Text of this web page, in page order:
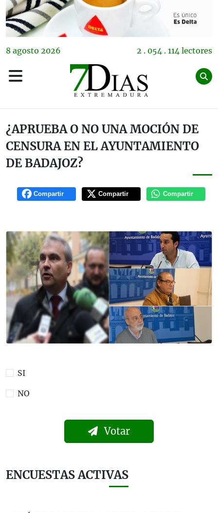
8 agosto 2026 2 . 054 . 114 lectores
¿APRUEBA O NO UNA MOCIÓN DE
CENSURA EN EL AYUNTAMIENTO
DE BADAJOZ?
Compartir Compartir Compartir
SI
NO
Votar
ENCUESTAS ACTIVAS